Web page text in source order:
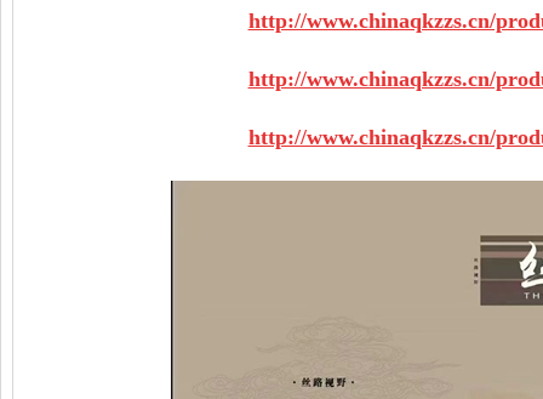
http://www.chinaqkzzs.cn/
http://www.chinaqkzzs.cn/
http://www.chinaqkzzs.cn/